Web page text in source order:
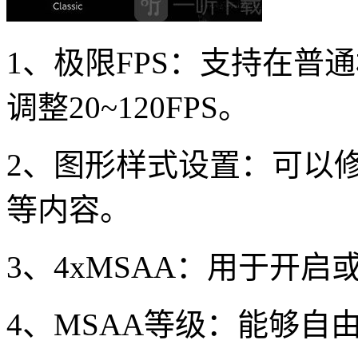
1、极限FPS：支持在普
调整20~120FPS。
2、图形样式设置：可以
等内容。
3、4xMSAA：用于开启
4、MSAA等级：能够自